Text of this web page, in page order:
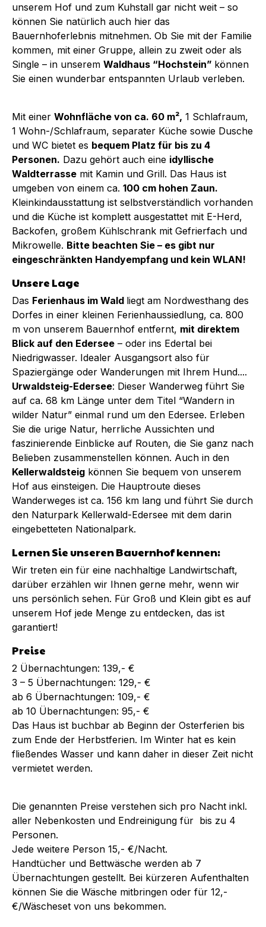
unserem Hof und zum Kuhstall gar nicht weit – so
können Sie natürlich auch hier das
Bauernhoferlebnis mitnehmen. Ob Sie mit der Familie
kommen, mit einer Gruppe, allein zu zweit oder als
Single – in unserem Waldhaus “Hochstein” können
Sie einen wunderbar entspannten Urlaub verleben.
Mit einer Wohnfläche von ca. 60 m², 1 Schlafraum,
1 Wohn-/Schlafraum, separater Küche sowie Dusche
und WC bietet es bequem Platz für bis zu 4
Personen. Dazu gehört auch eine idyllische
Waldterrasse mit Kamin und Grill. Das Haus ist
umgeben von einem ca. 100 cm hohen Zaun.
Kleinkindausstattung ist selbstverständlich vorhanden
und die Küche ist komplett ausgestattet mit E-Herd,
Backofen, großem Kühlschrank mit Gefrierfach und
Mikrowelle. Bitte beachten Sie – es gibt nur
eingeschränkten Handyempfang und kein WLAN!
Unsere Lage
Das Ferienhaus im Wald liegt am Nordwesthang des
Dorfes in einer kleinen Ferienhaussiedlung, ca. 800
m von unserem Bauernhof entfernt, mit direktem
Blick auf den Edersee – oder ins Edertal bei
Niedrigwasser. Idealer Ausgangsort also für
Spaziergänge oder Wanderungen mit Ihrem Hund....
Urwaldsteig-Edersee: Dieser Wanderweg führt Sie
auf ca. 68 km Länge unter dem Titel “Wandern in
wilder Natur” einmal rund um den Edersee. Erleben
Sie die urige Natur, herrliche Aussichten und
faszinierende Einblicke auf Routen, die Sie ganz nach
Belieben zusammenstellen können. Auch in den
Kellerwaldsteig können Sie bequem von unserem
Hof aus einsteigen. Die Hauptroute dieses
Wanderweges ist ca. 156 km lang und führt Sie durch
den Naturpark Kellerwald-Edersee mit dem darin
eingebetteten Nationalpark.
Lernen Sie unseren Bauernhof kennen:
Wir treten ein für eine nachhaltige Landwirtschaft,
darüber erzählen wir Ihnen gerne mehr, wenn wir
uns persönlich sehen. Für Groß und Klein gibt es auf
unserem Hof jede Menge zu entdecken, das ist
garantiert!
Preise
2 Übernachtungen: 139,- €
3 – 5 Übernachtungen: 129,- €
ab 6 Übernachtungen: 109,- €
ab 10 Übernachtungen: 95,- €
Das Haus ist buchbar ab Beginn der Osterferien bis
zum Ende der Herbstferien. Im Winter hat es kein
fließendes Wasser und kann daher in dieser Zeit nicht
vermietet werden.
Die genannten Preise verstehen sich pro Nacht inkl.
aller Nebenkosten und Endreinigung für bis zu 4
Personen.
Jede weitere Person 15,- €/Nacht.
Handtücher und Bettwäsche werden ab 7
Übernachtungen gestellt. Bei kürzeren Aufenthalten
können Sie die Wäsche mitbringen oder für 12,-
€/Wäscheset von uns bekommen.